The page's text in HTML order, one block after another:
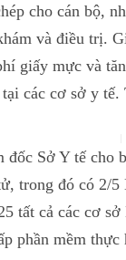
cho cán bộ,
và điều trị.
giấy mực và
các cơ sở y
Sở Y tế cho
trong đó có 2/
tất cả các cơ
phần mềm